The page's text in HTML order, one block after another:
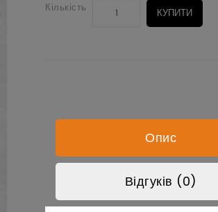
Кількість КУПИТИ
Опис
Відгуків (0)